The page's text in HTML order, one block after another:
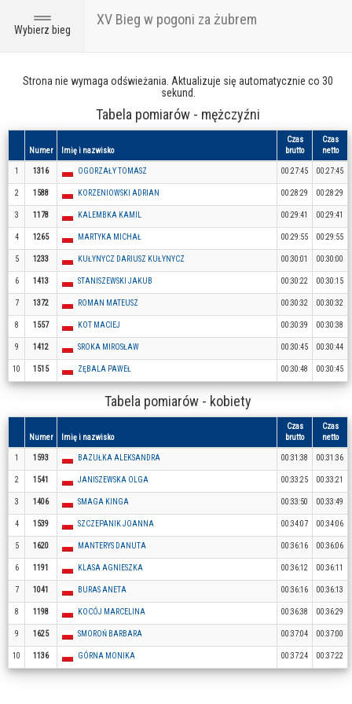
Toggle
navigation
Wybierz bieg
XV Bieg w pogoni za żubrem
Strona nie wymaga odświeżania. Aktualizuje się automatycznie co 30
sekund.
Tabela pomiarów - mężczyźni
Numer Imię i nazwisko
Czas
brutto
Czas
netto
1 1316 OGORZAŁY TOMASZ 00:27:45 00:27:45
2 1588 KORZENIOWSKI ADRIAN 00:28:29 00:28:29
3 1178 KALEMBKA KAMIL 00:29:41 00:29:41
4 1265 MARTYKA MICHAŁ 00:29:55 00:29:55
5 1233 KUŁYNYCZ DARIUSZ KUŁYNYCZ 00:30:01 00:30:00
6 1413 STANISZEWSKI JAKUB 00:30:22 00:30:15
7 1372 ROMAN MATEUSZ 00:30:32 00:30:32
8 1557 KOT MACIEJ 00:30:39 00:30:38
9 1412 SROKA MIROSŁAW 00:30:45 00:30:44
10 1515 ZĘBALA PAWEŁ 00:30:48 00:30:45
Tabela pomiarów - kobiety
Numer Imię i nazwisko
Czas
brutto
Czas
netto
1 1593 BAZUŁKA ALEKSANDRA 00:31:38 00:31:36
2 1541 JANISZEWSKA OLGA 00:33:25 00:33:21
3 1406 SMAGA KINGA 00:33:50 00:33:49
4 1539 SZCZEPANIK JOANNA 00:34:07 00:34:06
5 1620 MANTERYS DANUTA 00:36:16 00:36:06
6 1191 KLASA AGNIESZKA 00:36:12 00:36:11
7 1041 BURAS ANETA 00:36:16 00:36:13
8 1198 KOCÓJ MARCELINA 00:36:38 00:36:29
9 1625 SMOROŃ BARBARA 00:37:04 00:37:00
10 1136 GÓRNA MONIKA 00:37:24 00:37:22